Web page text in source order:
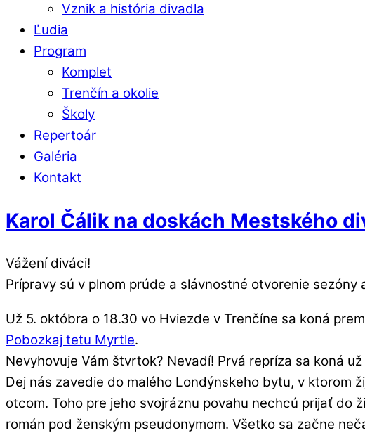
Vznik a história divadla
Ľudia
Program
Komplet
Trenčín a okolie
Školy
Repertoár
Galéria
Kontakt
Karol Čálik na doskách Mestského
Vážení diváci!
Prípravy sú v plnom prúde a slávnostné otvorenie
Už 5. októbra o 18.30 vo Hviezde v Trenčíne sa koná
Pobozkaj tetu Myrtle.
Nevyhovuje Vám štvrtok? Nevadí! Prvá repríza sa koná
Dej nás zavedie do malého Londýnskeho bytu, v ktorom
otcom. Toho pre jeho svojráznu povahu nechcú prijať do
román pod ženským pseudonymom. Všetko sa začne